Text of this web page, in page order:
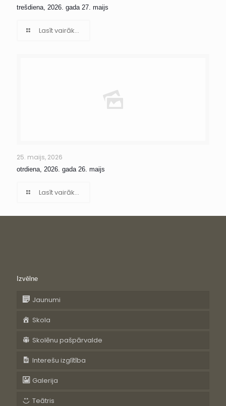
trešdiena, 2026. gada 27. maijs
Lasīt vairāk...
25. maijs, 2026
otrdiena, 2026. gada 26. maijs
Lasīt vairāk...
Izvēlne
Jaunumi
Skola
Skolēnu pašpārvalde
Interešu izglītība
Galerija
Teātris